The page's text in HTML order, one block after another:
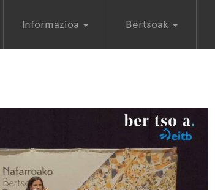
Informazioa Bertsoak